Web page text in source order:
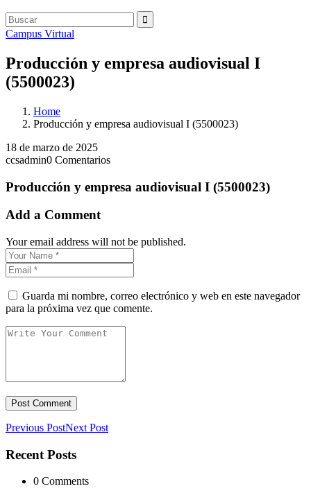
Campus Virtual
Producción y empresa audiovisual I
(5500023)
Home
Producción y empresa audiovisual I (5500023)
18 de marzo de 2025
ccsadmin0 Comentarios
Producción y empresa audiovisual I (5500023)
Add a Comment
Your email address will not be published.
Guarda mi nombre, correo electrónico y web en este navegador
para la próxima vez que comente.
Previous PostNext Post
Recent Posts
0 Comments